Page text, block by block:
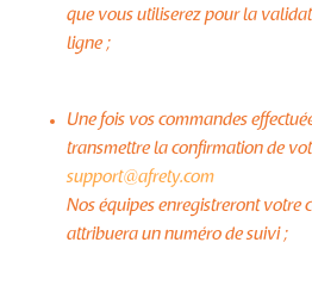
que vous utiliserez pour la
ligne ;
Une fois vos commandes
transmettre la confirmation de
support@afrety.com
Nos équipes enregistreront votre
attribuera un numéro de suivi ;